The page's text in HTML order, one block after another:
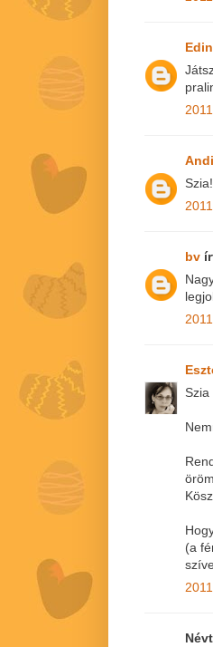
Andi
bv
Szia
(a